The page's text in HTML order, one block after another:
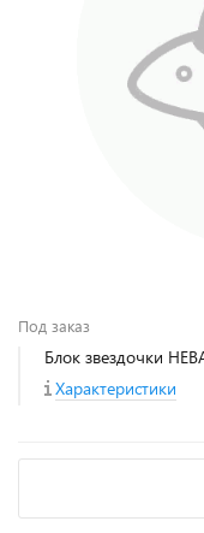
Под заказ
Блок звездочки
Характеристики